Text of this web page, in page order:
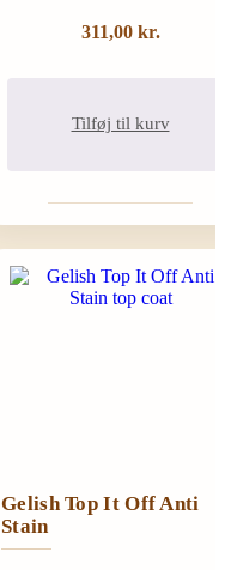
311,00 kr.
Tilføj til kurv
Gelish Top It Off Anti
Stain